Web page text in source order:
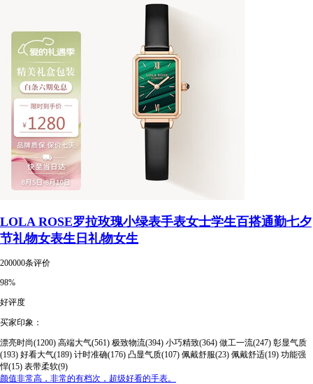
LOLA ROSE罗拉玫瑰小绿表手表女士学生百搭通勤七夕
节礼物女表生日礼物女生
200000条评价
98%
好评度
买家印象：
漂亮时尚(1200) 高端大气(561) 极致物流(394) 小巧精致(364) 做工一流(247) 彰显气质
(193) 好看大气(189) 计时准确(176) 凸显气质(107) 佩戴舒服(23) 佩戴舒适(19) 功能强
悍(15) 表带柔软(9)
颜值非常高，非常的有档次，超级好看的手表。